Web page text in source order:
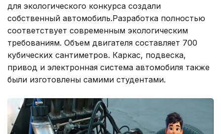
для экологического конкурса создали
собственный автомобиль.Разработка полностью
соответствует современным экологическим
требованиям. Объем двигателя составляет 700
кубических сантиметров. Каркас, подвеска,
привод и электронная система автомобиля также
были изготовлены самими студентами.